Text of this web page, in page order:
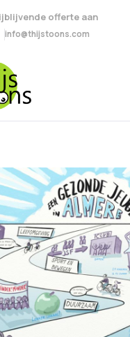
offerte aan
info@thijstoons.com